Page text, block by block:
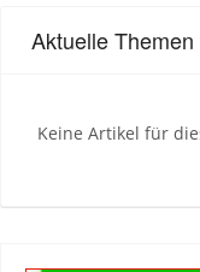
Aktuelle
Keine Artikel für